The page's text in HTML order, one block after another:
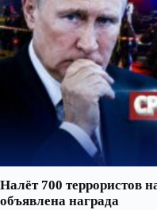
Налёт 700 террористов
объявлена награда